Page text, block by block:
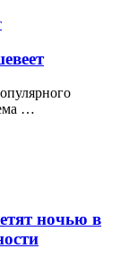
…
ночью в